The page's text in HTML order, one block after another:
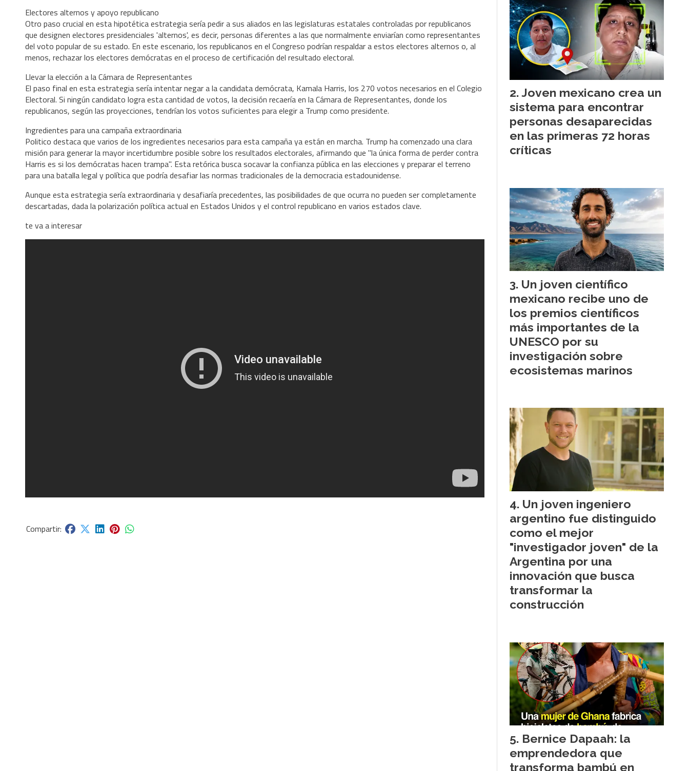
Electores alternos y apoyo republicano
Otro paso crucial en esta hipotética estrategia sería pedir a sus aliados en las legislaturas estatales controladas por republicanos
que designen electores presidenciales 'alternos', es decir, personas diferentes a las que normalmente enviarían como representantes
del voto popular de su estado. En este escenario, los republicanos en el Congreso podrían respaldar a estos electores alternos o, al
menos, rechazar los electores demócratas en el proceso de certificación del resultado electoral.
Llevar la elección a la Cámara de Representantes
El paso final en esta estrategia sería intentar negar a la candidata demócrata, Kamala Harris, los 270 votos necesarios en el Colegio
Electoral. Si ningún candidato logra esta cantidad de votos, la decisión recaería en la Cámara de Representantes, donde los
republicanos, según las proyecciones, tendrían los votos suficientes para elegir a Trump como presidente.
Ingredientes para una campaña extraordinaria
Politico destaca que varios de los ingredientes necesarios para esta campaña ya están en marcha. Trump ha comenzado una clara
misión para generar la mayor incertidumbre posible sobre los resultados electorales, afirmando que "la única forma de perder contra
Harris es si los demócratas hacen trampa". Esta retórica busca socavar la confianza pública en las elecciones y preparar el terreno
para una batalla legal y política que podría desafiar las normas tradicionales de la democracia estadounidense.
Aunque esta estrategia sería extraordinaria y desafiaría precedentes, las posibilidades de que ocurra no pueden ser completamente
descartadas, dada la polarización política actual en Estados Unidos y el control republicano en varios estados clave.
te va a interesar
Joven mexicano crea un
sistema para encontrar
personas desaparecidas
en las primeras 72 horas
críticas
Un joven científico
mexicano recibe uno de
los premios científicos
más importantes de la
UNESCO por su
investigación sobre
ecosistemas marinos
Un joven ingeniero
argentino fue distinguido
como el mejor
"investigador joven" de la
Argentina por una
innovación que busca
transformar la
construcción
Bernice Dapaah: la
emprendedora que
transforma bambú en